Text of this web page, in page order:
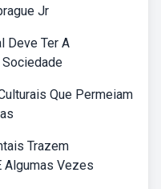
Jr
Deve Ter A
Que Permeiam
Trazem
Algumas Vezes